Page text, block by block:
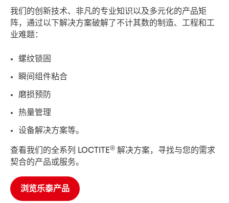
我们的创新技术、非凡的专业知识以及多元化的产品矩
阵，通过以下解决方案破解了不计其数的制造、工程和工
业难题：
螺纹锁固
瞬间组件粘合
磨损预防
热量管理
设备解决方案等。
查看我们的全系列 LOCTITE® 解决方案，寻找与您的需求
契合的产品或服务。
浏览乐泰产品